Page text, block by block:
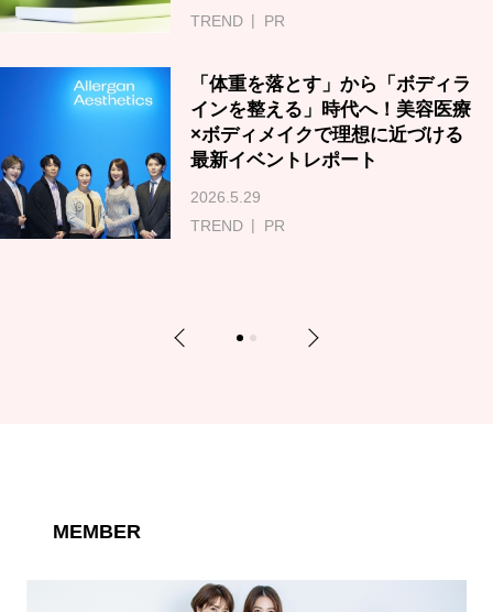
TREND
PR
「体重を落とす」から「ボディラ
インを整える」時代へ！美容医療
×ボディメイクで理想に近づける
最新イベントレポート
2026.5.29
TREND
PR
Previous 1 2 Next
MEMBER